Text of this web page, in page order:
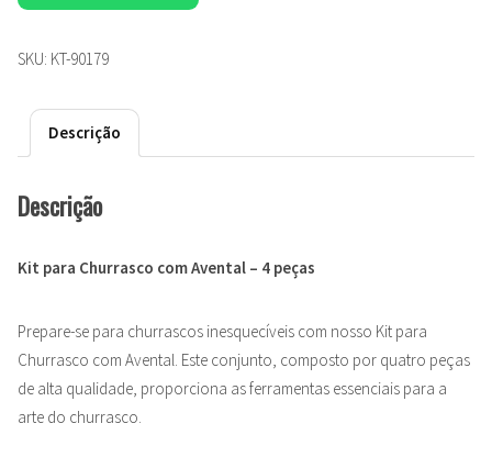
SKU: KT-90179
Descrição
Descrição
Kit para Churrasco com Avental – 4 peças
Prepare-se para churrascos inesquecíveis com nosso Kit para
Churrasco com Avental. Este conjunto, composto por quatro peças
de alta qualidade, proporciona as ferramentas essenciais para a
arte do churrasco.